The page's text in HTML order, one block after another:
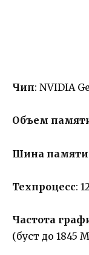
Чип: NVIDIA
Объем
Шина памяти
Техпроцесс:
Частота
(буст до 1845